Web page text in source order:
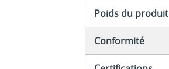
Poids du produit
Conformité